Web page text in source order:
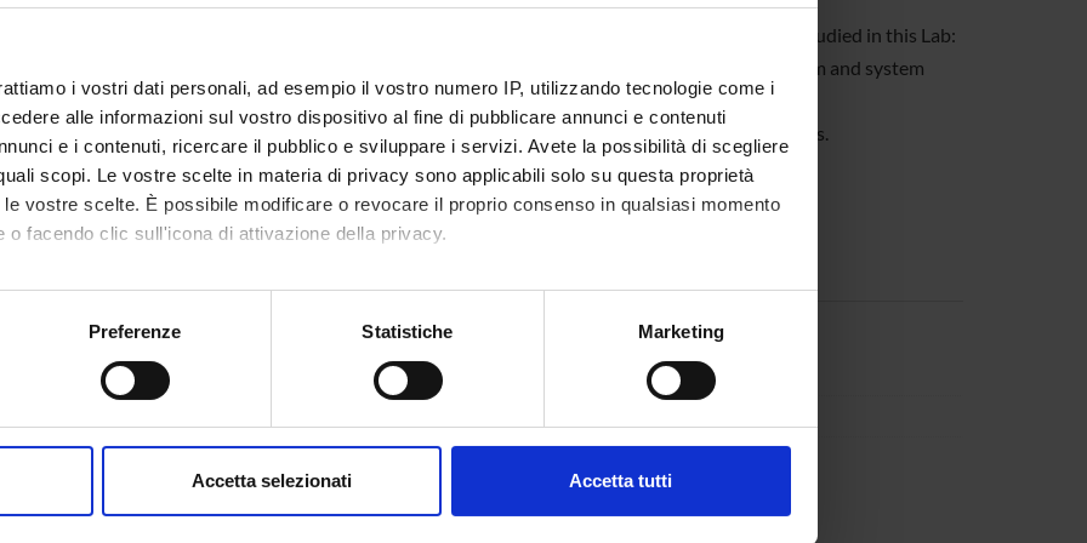
i vostri dati personali, ad esempio il vostro numero IP, utilizzando tecnologie come i
alle informazioni sul vostro dispositivo al fine di pubblicare annunci e contenuti
e i contenuti, ricercare il pubblico e sviluppare i servizi. Avete la possibilità di scegliere
scopi. Le vostre scelte in materia di privacy sono applicabili solo su questa proprietà
vostre scelte. È possibile modificare o revocare il proprio consenso in qualsiasi momento
o facendo clic sull'icona di attivazione della privacy.
anche:
sulla tua posizione geografica, con un'approssimazione di qualche metro,
in qualsiasi momento dalla Dichiarazione sui cookie.
Preferenze Statistiche Marketing
Accetta selezionati Accetta tutti
staff of the Department of Computer Science in Verona. The following is a list of topics which are studied in this Lab:
and abstract interpretation theory, Semantics based program analysis, Security analysis, Program and system
and program verification, Programming environments, Domain specific languages and tools.